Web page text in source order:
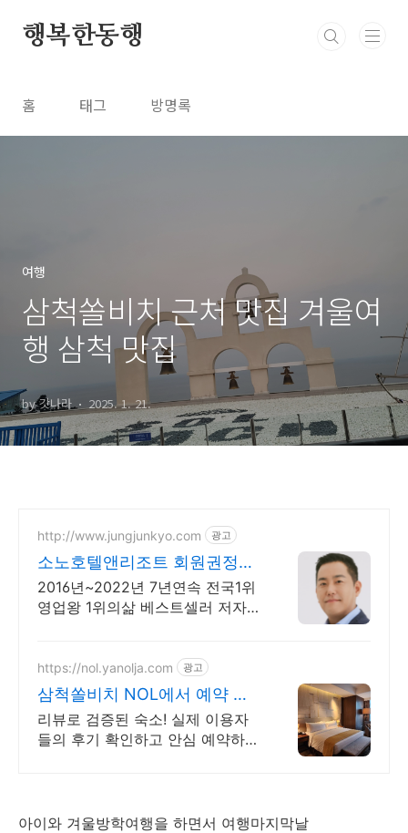
행복한동행
홈 태그 방명록
여행
삼척쏠비치 근처 맛집 겨울여
행 삼척 맛집
by 갓나라 2025. 1. 21.
http://www.jungjunkyo.com 광고
소노호텔앤리조트 회원권정준
교 7년연속 1위 영업왕
2016년~2022년 7년연속 전국1위
영업왕 1위의삶 베스트셀러 저자
가능
https://nol.yanolja.com 광고
삼척쏠비치 NOL에서 예약 최
대 70% 더블업 할인!
리뷰로 검증된 숙소! 실제 이용자
들의 후기 확인하고 안심 예약하세
아이와 겨울방학여행을 하면서 여행마지막날